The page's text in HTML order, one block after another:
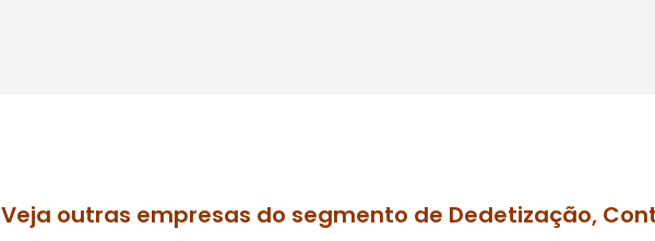
Veja outras empresas do segmento de Dedetização,